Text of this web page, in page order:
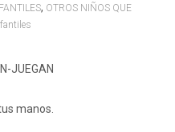
, OTROS NIÑOS QUE
manos.